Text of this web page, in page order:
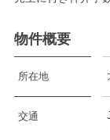
物件概要
所在地
交通